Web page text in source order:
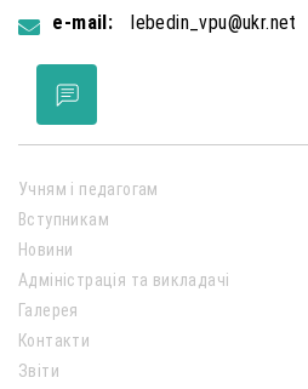
e-mail:
lebedin_vpu@ukr.net
Учням і педагогам
Вступникам
Новини
Адміністрація та викладачі
Галерея
Контакти
Звіти